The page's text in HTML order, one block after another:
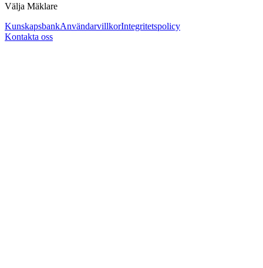
Välja Mäklare
KunskapsbankAnvändarvillkorIntegritetspolicy
Kontakta oss